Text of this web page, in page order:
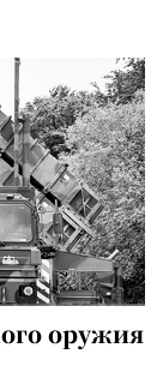
оружия